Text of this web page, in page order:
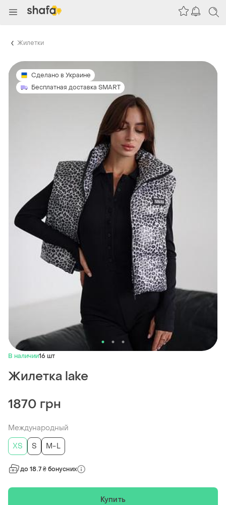
Жилетки
Сделано в Украине
Бесплатная доставка SMART
В наличии16 шт
Жилетка lake
1870 грн
Международный
XS
S M-L
до 18.7 ₴ бонусних
Купить